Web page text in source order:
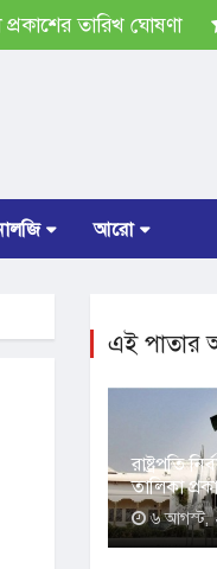
তারিখ ঘোষণা
আরো
এই পাতার
রাষ্ট্রপতি
তালিকা
৬ আগস্ট,